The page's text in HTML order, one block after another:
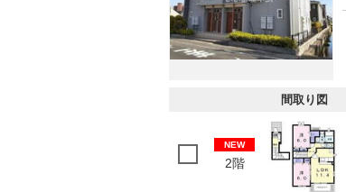
間取り図
NEW
2階